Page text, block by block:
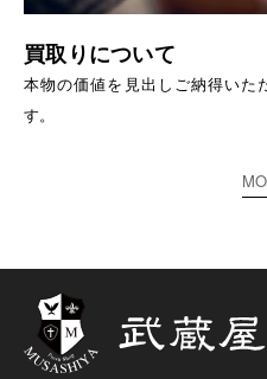
買取りについて
本物の価値を見出しご納得いた
す。